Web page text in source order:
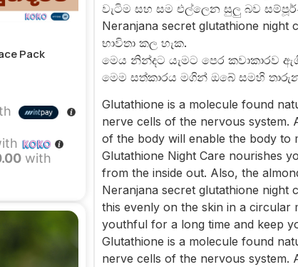
Pack
with
වැටිම සහ සම එල්ලෙන සුලු බව
Neranjana secret glutathione
භාවිතා කල හැක.
මෙය නින්දට යැමට පෙර
මෙම සත්කාරය මගින් ඔබේ සමහි
Glutathione is a molecule found
nerve cells of the nervous system.
of the body will enable the body to
Glutathione Night Care nourishes
from the inside out. Also, the
Neranjana secret glutathione night
this evenly on the skin in a circular
youthful for a long time and keep
Glutathione is a molecule found
nerve cells of the nervous system.